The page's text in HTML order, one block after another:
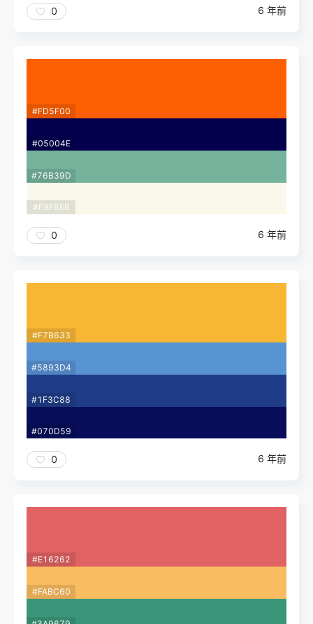
0 6 年前
#FD5F00
#05004E
#76B39D
#F9F8EB
0 6 年前
#F7B633
#5893D4
#1F3C88
#070D59
0 6 年前
#E16262
#FABC60